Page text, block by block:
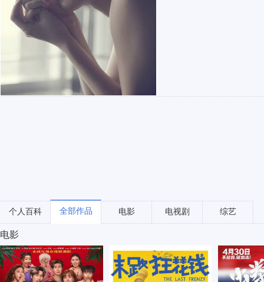
个人百科 全部作品 电影 电视剧 综艺
电影